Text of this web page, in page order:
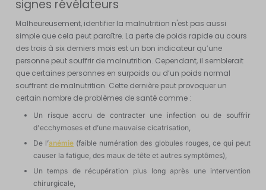
signes révélateurs
Malheureusement, identifier la malnutrition n'est pas aussi
simple que cela peut paraître. La perte de poids rapide au cours
des trois à six derniers mois est un bon indicateur qu’une
personne peut souffrir de malnutrition. Cependant, il semblerait
que certaines personnes en surpoids ou d’un poids normal
souffrent de malnutrition. Cette dernière peut provoquer un
certain nombre de problèmes de santé comme :
Un risque accru de contracter une infection ou de souffrir
d'ecchymoses et d’une mauvaise cicatrisation,
De l’anémie (faible numération des globules rouges, ce qui peut
causer la fatigue, des maux de tête et autres symptômes),
Un temps de récupération plus long après une intervention
chirurgicale,